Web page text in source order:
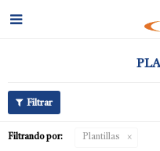

Filtrando por: Plantillas